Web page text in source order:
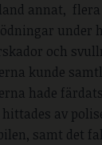
annat,
under
och
kunde
hade
av
samt det